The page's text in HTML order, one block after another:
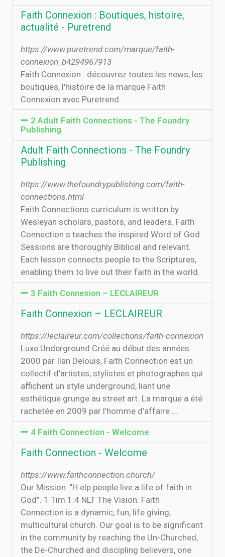
Faith Connexion : Boutiques, histoire,
actualité - Puretrend
https://www.puretrend.com/marque/faith-
connexion_b4294967913
Faith Connexion : découvrez toutes les news, les
boutiques, l'histoire de la marque Faith
Connexion avec Puretrend.
2 Adult Faith Connections - The Foundry
Publishing
Adult Faith Connections - The Foundry
Publishing
https://www.thefoundrypublishing.com/faith-
connections.html
Faith Connections curriculum is written by
Wesleyan scholars, pastors, and leaders. Faith
Connection s teaches the inspired Word of God.
Sessions are thoroughly Biblical and relevant.
Each lesson connects people to the Scriptures,
enabling them to live out their faith in the world.
3 Faith Connexion – LECLAIREUR
Faith Connexion – LECLAIREUR
https://leclaireur.com/collections/faith-connexion
Luxe Underground Créé au début des années
2000 par Ilan Delouis, Faith Connection est un
collectif d’artistes, stylistes et photographes qui
affichent un style underground, liant une
esthétique grunge au street art. La marque a été
rachetée en 2009 par l’homme d’affaire …
4 Faith Connection - Welcome
Faith Connection - Welcome
https://www.faithconnection.church/
Our Mission: "H elp people live a life of faith in
God”. 1 Tim 1:4 NLT The Vision: Faith
Connection is a dynamic, fun, life giving,
multicultural church. Our goal is to be significant
in the community by reaching the Un-Churched,
the De-Churched and discipling believers, one